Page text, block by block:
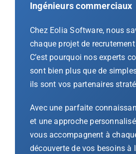
Ingénieurs commerciaux
Chez Eolia Software, nous
chaque projet de
C’est pourquoi nos experts
sont bien plus que de
ils sont vos partenaires
Avec une parfaite
et une approche
vous accompagnent à
découverte de vos besoins à